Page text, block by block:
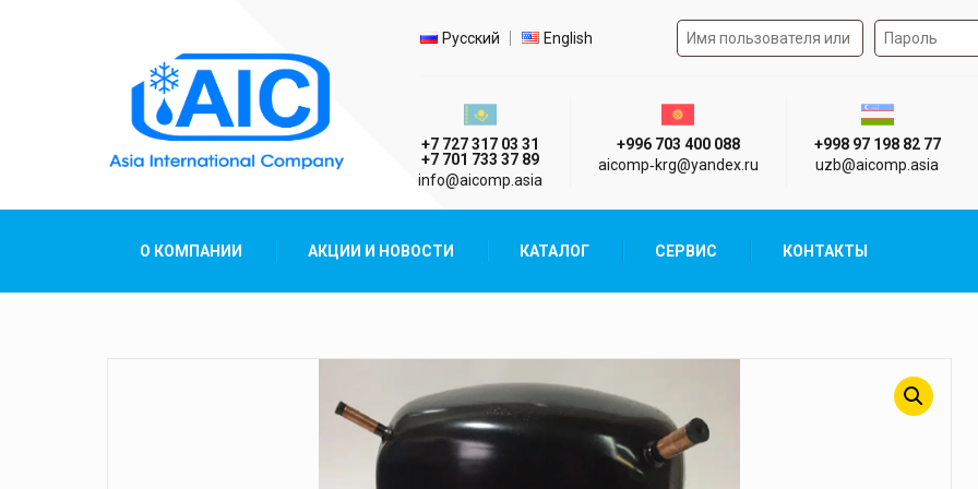
Выбор языка
Русский English Форма авторизации на
Казахстан г. Алматы
+7 727 317 03 31
+7 701 733 37 89
info@aicomp.asia
Киргизия г. Бишкек
+996 703 400 088
aicomp‑krg@yandex.ru
Узбекистан
+998 97 198 82 77
uzb@aicomp.asia
О КОМПАНИИ АКЦИИ И НОВОСТИ КАТАЛОГ СЕРВИС КОНТАКТЫ